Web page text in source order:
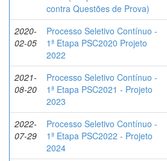
contra Questões de Prova)
2020-
02-05
Processo Seletivo Contínuo -
1ª Etapa PSC2020 Projeto
2022
2021-
08-20
Processo Seletivo Contínuo -
1ª Etapa PSC2021 - Projeto
2023
2022-
07-29
Processo Seletivo Contínuo -
1ª Etapa PSC2022 - Projeto
2024